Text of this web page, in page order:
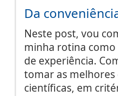
Da
Neste post, vou
minha rotina
de experiência.
tomar as melhores
científicas, em